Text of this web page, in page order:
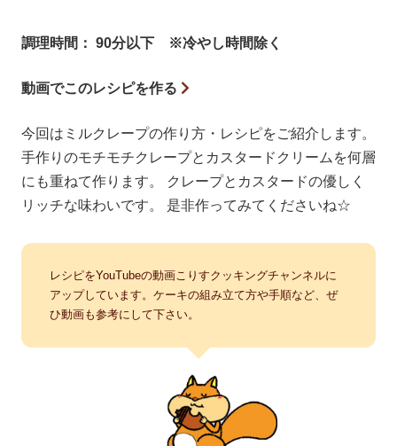
調理時間： 90分以下 ※冷やし時間除く
動画でこのレシピを作る
今回はミルクレープの作り方・レシピをご紹介します。
手作りのモチモチクレープとカスタードクリームを何層
にも重ねて作ります。 クレープとカスタードの優しく
リッチな味わいです。 是非作ってみてくださいね☆
レシピをYouTubeの動画こりすクッキングチャンネルに
アップしています。ケーキの組み立て方や手順など、ぜ
ひ動画も参考にして下さい。